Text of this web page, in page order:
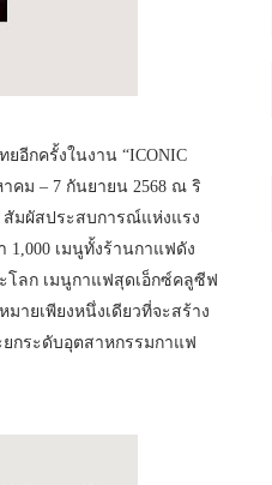
อีกครั้งในงาน “ICONIC
าคม – 7 กันยายน 2568 ณ ริ
สัมผัสประสบการณ์แห่งแรง
1,000 เมนูทั้งร้านกาแฟดัง
โลก เมนูกาแฟสุดเอ็กซ์คลูซีฟ
ายเพียงหนึ่งเดียวที่จะสร้าง
กระดับอุตสาหกรรมกาแฟ